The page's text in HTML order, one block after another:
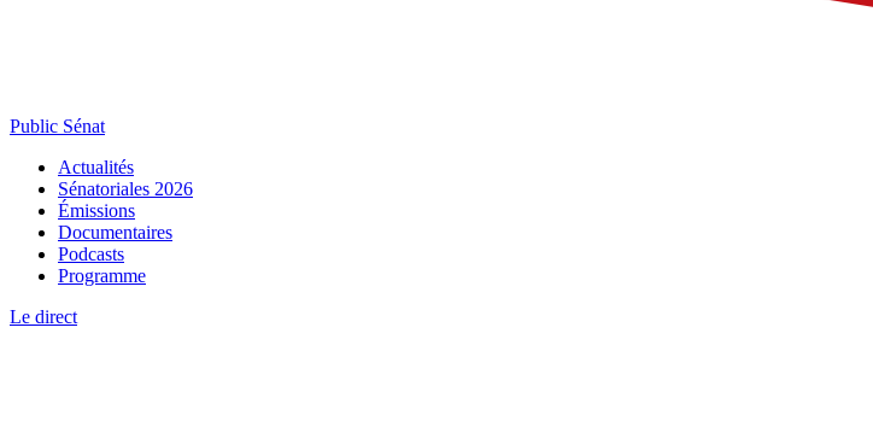
Public Sénat
Actualités
Sénatoriales 2026
Émissions
Documentaires
Podcasts
Programme
Le direct